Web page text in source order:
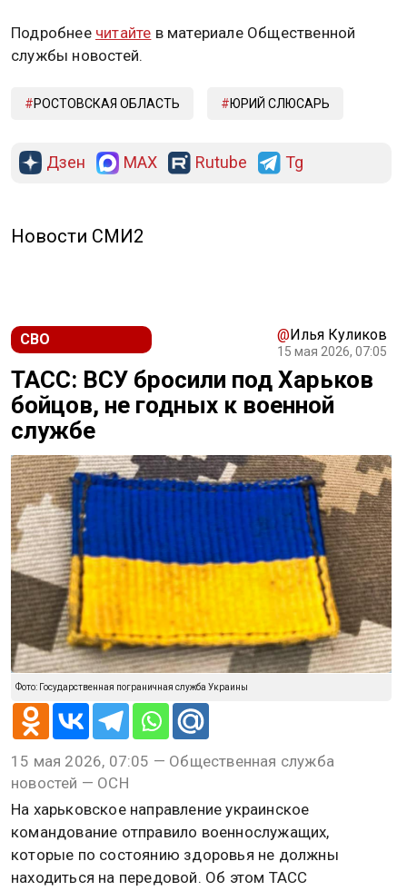
Подробнее читайте в материале Общественной
службы новостей.
РОСТОВСКАЯ ОБЛАСТЬ ЮРИЙ СЛЮСАРЬ
Дзен MAX Rutube Tg
Новости СМИ2
СВО @Илья Куликов
15 мая 2026, 07:05
ТАСС: ВСУ бросили под Харьков
бойцов, не годных к военной
службе
Фото: Государственная пограничная служба Украины
15 мая 2026, 07:05 — Общественная служба
новостей — ОСН
На харьковское направление украинское
командование отправило военнослужащих,
которые по состоянию здоровья не должны
находиться на передовой. Об этом ТАСС